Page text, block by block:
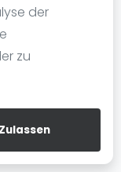
der
zu
Zulassen